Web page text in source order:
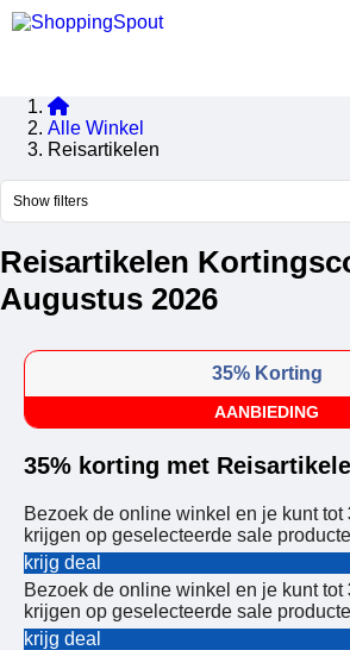
Alle Winkel
Reisartikelen
Show filters
Reisartikelen
Augustus 2026
35% Korting
AANBIEDING
35% korting met
Bezoek de online winkel en je kunt tot
krijgen op geselecteerde sale
krijg deal
Bezoek de online winkel en je kunt tot
krijgen op geselecteerde sale
krijg deal